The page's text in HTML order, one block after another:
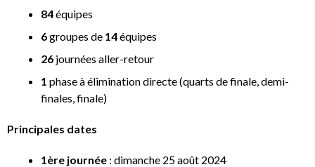
84équipes
6groupes de 14équipes
26 journées aller-retour
1 phase à élimination directe (quarts de finale, demi-
finales, finale)
Principales dates
1ère journée : dimanche 25 août 2024